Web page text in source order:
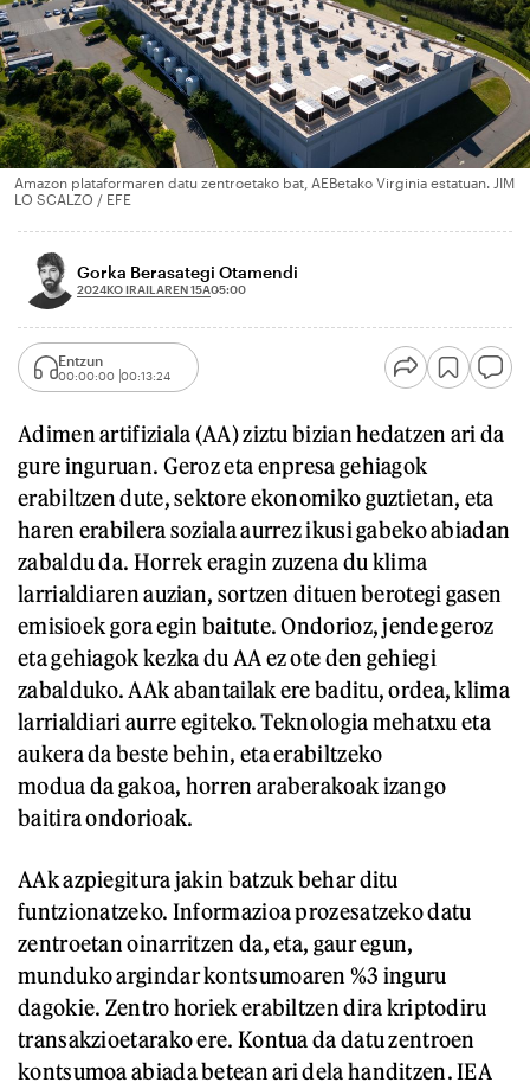
Amazon plataformaren datu zentroetako bat, AEBetako Virginia estatuan. JIM
LO SCALZO / EFE
Gorka Berasategi Otamendi
2024KO IRAILAREN 15A05:00
Entzun
00:00:00 00:13:24
Adimen artifiziala (AA) ziztu bizian hedatzen ari da
gure inguruan. Geroz eta enpresa gehiagok
erabiltzen dute, sektore ekonomiko guztietan, eta
haren erabilera soziala aurrez ikusi gabeko abiadan
zabaldu da. Horrek eragin zuzena du klima
larrialdiaren auzian, sortzen dituen berotegi gasen
emisioek gora egin baitute. Ondorioz, jende geroz
eta gehiagok kezka du AA ez ote den gehiegi
zabalduko. AAk abantailak ere baditu, ordea, klima
larrialdiari aurre egiteko. Teknologia mehatxu eta
aukera da beste behin, eta erabiltzeko
modua da gakoa, horren araberakoak izango
baitira ondorioak.
AAk azpiegitura jakin batzuk behar ditu
funtzionatzeko. Informazioa prozesatzeko datu
zentroetan oinarritzen da, eta, gaur egun,
munduko argindar kontsumoaren %3 inguru
dagokie. Zentro horiek erabiltzen dira kriptodiru
transakzioetarako ere. Kontua da datu zentroen
kontsumoa abiada betean ari dela handitzen. IEA